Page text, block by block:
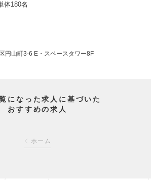
体180名
円山町3-6 E・スペースタワー8F
になった求人に基づいた
おすすめの求人
ホーム